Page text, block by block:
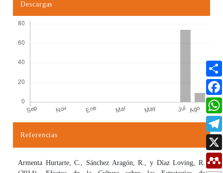
Descargas
Referencias
Armenta Hurtarte, C., Sánchez Aragón, R., y Díaz Loving, R.